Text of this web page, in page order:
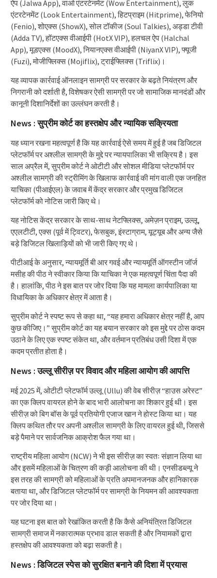
ऐप (Jalwa App), वाओ एंटरटेनमेंट (Wow Entertainment), लुक
एंटरटेनमेंट (Look Entertainment), हिटप्राइम (Hitprime), फेनियो
(Fenio), शोएक्स (ShowX), सोल टॉकीज (Soul Talkies), अड्डा टीवी
(Adda TV), हॉटएक्स वीआईपी (HotX VIP), हलचल ऐप (Halchal
App), मूडएक्स (MoodX), नियानएक्स वीआईपी (NiyanX VIP), फ्यूजी
(Fuzi), मोजीफ्लिक्स (Mojiflix), ट्राईफ्लिक्स (Triflix)।
यह व्यापक कार्रवाई ऑनलाइन सामग्री पर सरकार के बढ़ते नियंत्रण और
निगरानी को दर्शाती है, विशेषकर ऐसी सामग्री पर जो सामाजिक मानदंडों और
कानूनी दिशानिर्देशों का उल्लंघन करती है।
News : सुप्रीम कोर्ट का हस्तक्षेप और न्यायिक सक्रियता
यह ध्यान रखना महत्वपूर्ण है कि यह कार्रवाई ऐसे समय में हुई है जब डिजिटल
प्लेटफॉर्म पर अश्लील सामग्री के मुद्दे पर न्यायपालिका भी सक्रिय है। इस
साल अप्रैल में, सुप्रीम कोर्ट ने ओटीटी और सोशल मीडिया प्लेटफॉर्म पर
अश्लील सामग्री की स्ट्रीमिंग के खिलाफ कार्रवाई की मांग वाली एक जनहित
याचिका (पीआईएल) के जवाब में केंद्र सरकार और प्रमुख डिजिटल
प्लेटफॉर्म को नोटिस जारी किए थे।
यह नोटिस केंद्र सरकार के साथ-साथ नेटफ्लिक्स, अमेज़न प्राइम, उल्लू,
एएलटीटी, एक्स (पूर्व में ट्विटर), फेसबुक, इंस्टाग्राम, यूट्यूब और अन्य जैसे
बड़े डिजिटल खिलाड़ियों को भी जारी किए गए थे।
पीटीआई के अनुसार, न्यायमूर्ति बी आर गवई और न्यायमूर्ति ऑगस्टीन जॉर्ज
मसीह की पीठ ने स्वीकार किया कि याचिका ने एक महत्वपूर्ण चिंता पैदा की
है। हालांकि, पीठ ने इस बात पर जोर दिया कि यह मामला कार्यपालिका या
विधायिका के अधिकार क्षेत्र में आता है।
सुप्रीम कोर्ट ने स्पष्ट रूप से कहा था, “यह हमारा अधिकार क्षेत्र नहीं है, आप
कुछ कीजिए।” सुप्रीम कोर्ट का यह बयान सरकार को इस मुद्दे पर ठोस कदम
उठाने के लिए एक स्पष्ट संकेत था, और वर्तमान प्रतिबंध उसी दिशा में एक
कदम प्रतीत होता है।
News : उल्लू सीरीज़ पर विवाद और महिला आयोग की आपत्ति
मई 2025 में, ओटीटी प्लेटफॉर्म उल्लू (Ullu) की वेब सीरीज़ “हाउस अरेस्ट”
का एक क्लिप वायरल होने के बाद भारी आलोचना का शिकार हुई थी। इस
सीरीज़ को बिग बॉस के पूर्व प्रतियोगी एजाज खान ने होस्ट किया था। यह
क्लिप कथित तौर पर अपनी अश्लील सामग्री के लिए वायरल हुई थी, जिससे
बड़े पैमाने पर सार्वजनिक आक्रोश फैल गया था।
राष्ट्रीय महिला आयोग (NCW) ने भी इस सीरीज़ का स्वतः संज्ञान लिया था
और इसमें महिलाओं के चित्रण की कड़ी आलोचना की थी। एनसीडब्ल्यू ने
इस तरह की सामग्री को महिलाओं के प्रति अपमानजनक और हानिकारक
बताया था, और डिजिटल प्लेटफॉर्म पर सामग्री के नियमन की आवश्यकता
पर जोर दिया था।
यह घटना इस बात को रेखांकित करती है कि कैसे अनियंत्रित डिजिटल
सामग्री समाज में नकारात्मक प्रभाव डाल सकती है और नियामकों द्वारा
हस्तक्षेप की आवश्यकता को बढ़ा सकती है।
News : डिजिटल स्पेस को सुरक्षित बनाने की दिशा में प्रयास